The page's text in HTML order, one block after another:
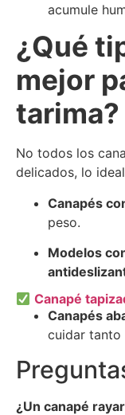
acumule
¿Qué
mejor
tarima?
No todos los
delicados, lo
Canapés
peso.
Modelos
Canapé
Canapés
cuidar tanto
¿Un canapé